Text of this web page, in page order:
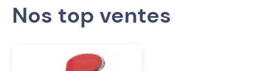
Nos top ventes